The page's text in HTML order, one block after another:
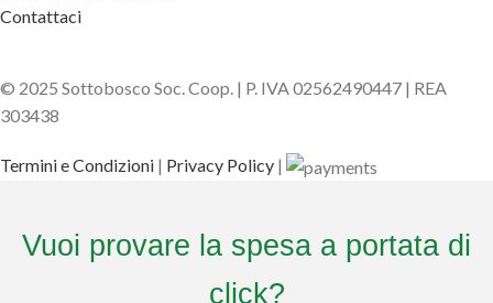
Contattaci
© 2025 Sottobosco Soc. Coop. | P. IVA 02562490447 | REA
303438
Termini e Condizioni | Privacy Policy |
Vuoi provare la spesa a portata di
click?